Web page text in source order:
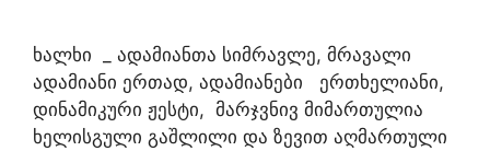
ხალხი _ ადამიანთა სიმრავლე, მრავალი
ადამიანი ერთად, ადამიანები ერთხელიანი,
დინამიკური ჟესტი, მარჯვნივ მიმართულია
ხელისგული გაშლილი და ზევით აღმართული